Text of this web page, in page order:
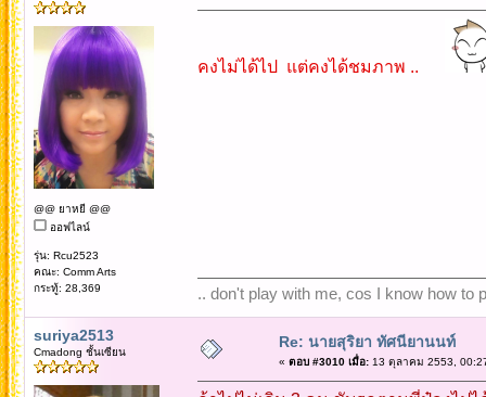
@@ ยาหยี @@
ออฟไลน์
รุ่น: Rcu2523
คณะ: Comm Arts
กระทู้: 28,369
คงไม่ได้ไป แต่คงได้ชมภาพ ..
.. don't play with me, cos I know how to
suriya2513
Cmadong ชั้นเซียน
Re: นายสุริยา ทัศนียานนท์
« ตอบ #3010 เมื่อ:13 ตุลาคม 2553,